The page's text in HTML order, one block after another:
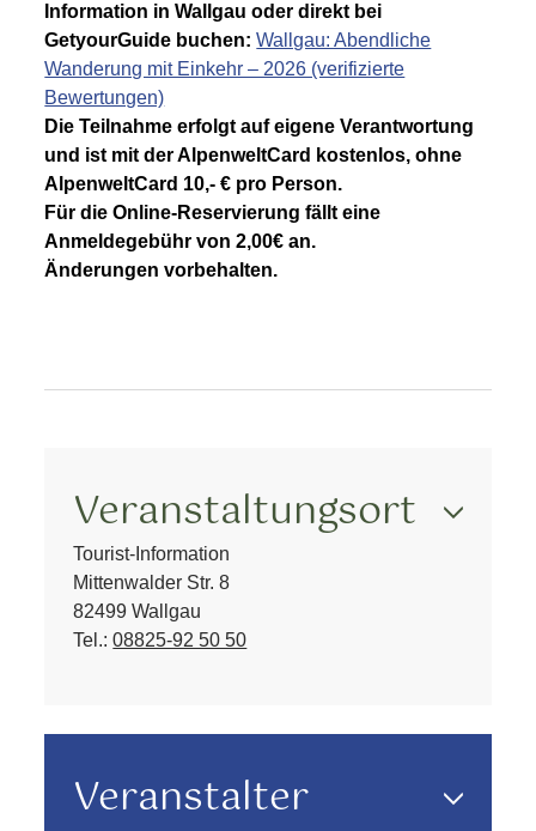
Information in Wallgau oder direkt bei
GetyourGuide buchen:Wallgau: Abendliche
Wanderung mit Einkehr – 2026 (verifizierte
Bewertungen)
Die Teilnahme erfolgt auf eigene Verantwortung
und ist mit der AlpenweltCard kostenlos, ohne
AlpenweltCard 10,- € pro Person.
Für die Online-Reservierung fällt eine
Anmeldegebühr von 2,00€ an.
Änderungen vorbehalten.
Veranstaltungsort
Tourist-Information
Mittenwalder Str. 8
82499 Wallgau
Tel.:08825-92 50 50
Veranstalter